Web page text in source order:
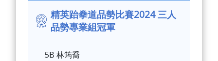
精英跆拳道品勢比賽2024 三人
品勢專業組冠軍
5B 林筠喬